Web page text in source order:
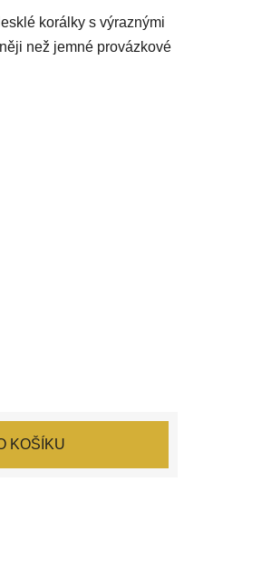
korálky s výraznými
než jemné provázkové
KOŠÍKU